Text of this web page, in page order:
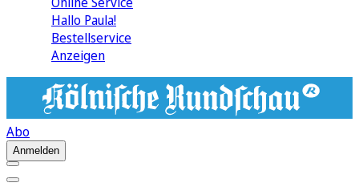
Hallo Paula!
Bestellservice
Anzeigen
Abo
Anmelden